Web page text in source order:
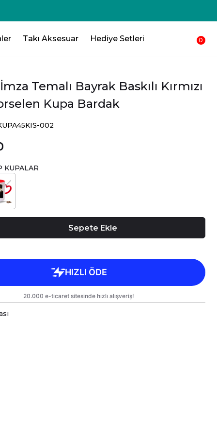
💸 Sepetinden düşsün !!!💸
Takı Aksesuar Hediye Setleri 0
Temalı Bayrak Baskılı Kırmızı
Kupa Bardak
002
KUPALAR
Sepete Ekle